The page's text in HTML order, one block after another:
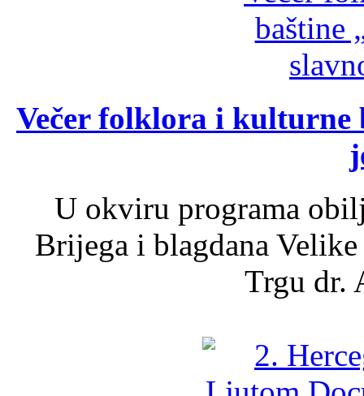
Večer folklora i kulturne
U okviru programa
Brijega i blagdana
Trgu dr.